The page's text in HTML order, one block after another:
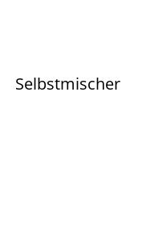
Selbstmischer